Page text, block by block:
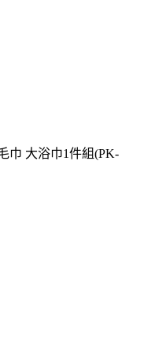
巾 大浴巾1件組(PK-